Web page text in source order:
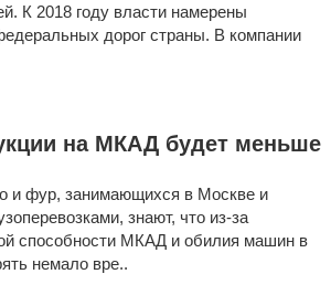
К 2018 году власти намерены
дорог страны. В компании
на МКАД будет меньше
и фур, занимающихся в Москве и
знают, что из-за
способности МКАД и обилия машин в
немало вре..